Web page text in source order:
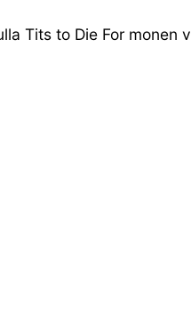
Tits to Die For monen